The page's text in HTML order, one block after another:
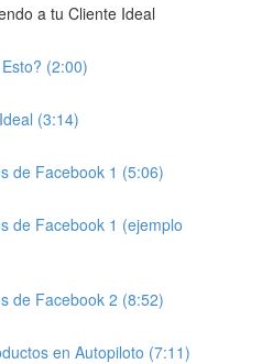
a tu Cliente Ideal
(2:00)
(3:14)
de Facebook 1 (5:06)
de Facebook 1 (ejemplo
de Facebook 2 (8:52)
en Autopiloto (7:11)